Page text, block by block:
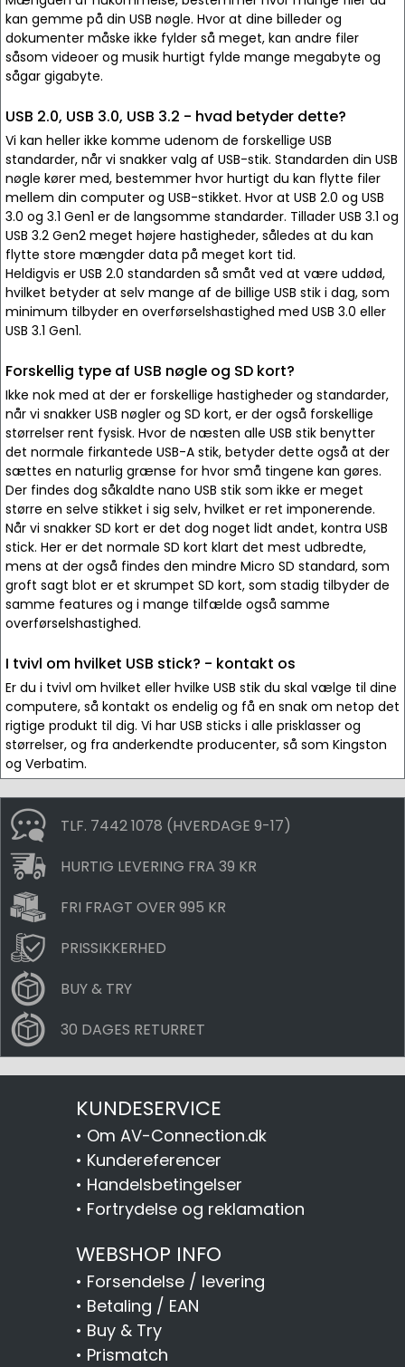
kan gemme på din USB nøgle. Hvor at dine billeder og
dokumenter måske ikke fylder så meget, kan andre filer
såsom videoer og musik hurtigt fylde mange megabyte og
sågar gigabyte.
USB 2.0, USB 3.0, USB 3.2 - hvad betyder dette?
Vi kan heller ikke komme udenom de forskellige USB
standarder, når vi snakker valg af USB-stik. Standarden din USB
nøgle kører med, bestemmer hvor hurtigt du kan flytte filer
mellem din computer og USB-stikket. Hvor at USB 2.0 og USB
3.0 og 3.1 Gen1 er de langsomme standarder. Tillader USB 3.1 og
USB 3.2 Gen2 meget højere hastigheder, således at du kan
flytte store mængder data på meget kort tid.
Heldigvis er USB 2.0 standarden så småt ved at være uddød,
hvilket betyder at selv mange af de billige USB stik i dag, som
minimum tilbyder en overførselshastighed med USB 3.0 eller
USB 3.1 Gen1.
Forskellig type af USB nøgle og SD kort?
Ikke nok med at der er forskellige hastigheder og standarder,
når vi snakker USB nøgler og SD kort, er der også forskellige
størrelser rent fysisk. Hvor de næsten alle USB stik benytter
det normale firkantede USB-A stik, betyder dette også at der
sættes en naturlig grænse for hvor små tingene kan gøres.
Der findes dog såkaldte nano USB stik som ikke er meget
større en selve stikket i sig selv, hvilket er ret imponerende.
Når vi snakker SD kort er det dog noget lidt andet, kontra USB
stick. Her er det normale SD kort klart det mest udbredte,
mens at der også findes den mindre Micro SD standard, som
groft sagt blot er et skrumpet SD kort, som stadig tilbyder de
samme features og i mange tilfælde også samme
overførselshastighed.
I tvivl om hvilket USB stick? - kontakt os
Er du i tvivl om hvilket eller hvilke USB stik du skal vælge til dine
computere, så kontakt os endelig og få en snak om netop det
rigtige produkt til dig. Vi har USB sticks i alle prisklasser og
størrelser, og fra anderkendte producenter, så som Kingston
og Verbatim.
TLF. 7442 1078 (HVERDAGE 9-17)
HURTIG LEVERING FRA 39 KR
FRI FRAGT OVER 995 KR
PRISSIKKERHED
BUY & TRY
30 DAGES RETURRET
KUNDESERVICE
• Om AV-Connection.dk
• Kundereferencer
• Handelsbetingelser
• Fortrydelse og reklamation
WEBSHOP INFO
• Forsendelse / levering
• Betaling / EAN
• Buy & Try
• Prismatch